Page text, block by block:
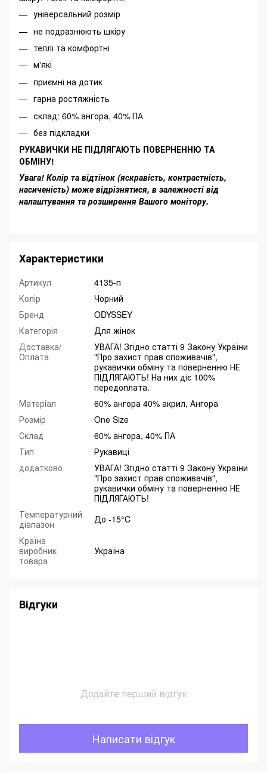
універсальний розмір
не подразнюють шкіру
теплі та комфортні
м'які
приємні на дотик
гарна ростяжність
склад: 60% ангора, 40% ПА
без підкладки
РУКАВИЧКИ НЕ ПІДЛЯГАЮТЬ ПОВЕРНЕННЮ ТА
ОБМІНУ!
Увага! Колір та відтінок (яскравість, контрастність,
насиченість) може відрізнятися, в залежності від
налаштування та розширення Вашого монітору.
Характеристики
Артикул
4135-п
Колір
Чорний
Бренд
ODYSSEY
Категорія
Для жінок
Доставка/
Оплата
УВАГА! Згідно статті 9 Закону України
"Про захист прав споживачів",
рукавички обміну та поверненню НЕ
ПІДЛЯГАЮТЬ! На них діє 100%
передоплата.
Матеріал
60% ангора 40% акрил, Ангора
Розмір
One Size
Склад
60% ангора, 40% ПА
Тип
Рукавиці
додатково
УВАГА! Згідно статті 9 Закону України
"Про захист прав споживачів",
рукавички обміну та поверненню НЕ
ПІДЛЯГАЮТЬ!
Температурний
діапазон
До -15°C
Країна
виробник
товара
Україна
Відгуки
Додайте перший відгук
Написати відгук